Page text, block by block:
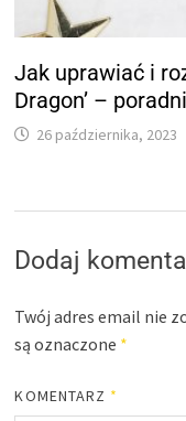
Jak uprawiać i
Dragon’ –
26 października, 2023
Dodaj
Twój adres email nie
są oznaczone *
KOMENTARZ *